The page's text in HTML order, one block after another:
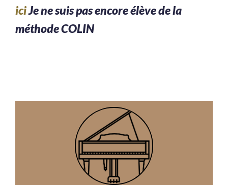
iciJe ne suis pas encore élève de la
méthode COLIN